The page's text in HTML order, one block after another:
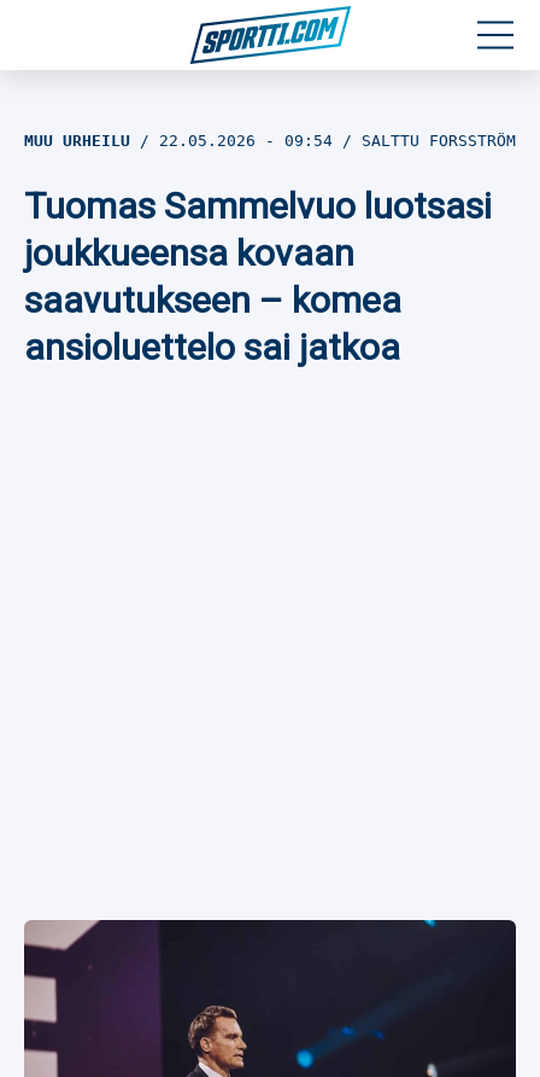
Jalkapallo
Yleisurheilu
Talviurheilu
MUU URHEILU 22.05.2026 - 09:54 SALTTU FORSSTRÖM
Tuomas Sammelvuo luotsasi
joukkueensa kovaan
saavutukseen – komea
ansioluettelo sai jatkoa